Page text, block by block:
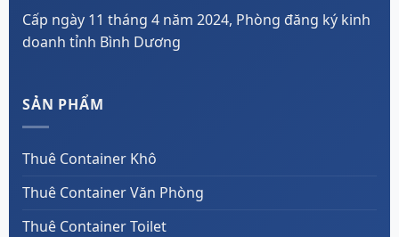
Cấp ngày 11 tháng 4 năm 2024, Phòng đăng ký kinh
doanh tỉnh Bình Dương
SẢN PHẨM
Thuê Container Khô
Thuê Container Văn Phòng
Thuê Container Toilet